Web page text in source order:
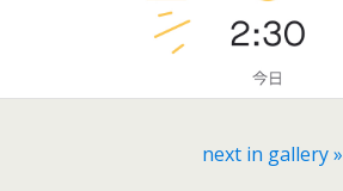
next in gallery »